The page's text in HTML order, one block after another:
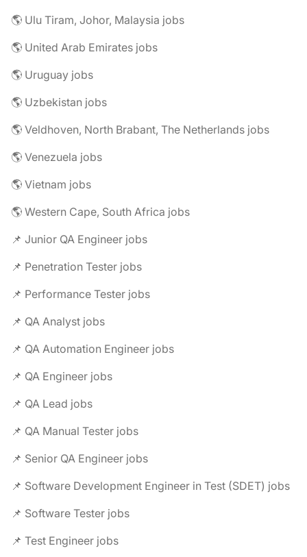
🌎 Ulu Tiram, Johor, Malaysia jobs
🌎 United Arab Emirates jobs
🌎 Uruguay jobs
🌎 Uzbekistan jobs
🌎 Veldhoven, North Brabant, The Netherlands jobs
🌎 Venezuela jobs
🌎 Vietnam jobs
🌎 Western Cape, South Africa jobs
📌 Junior QA Engineer jobs
📌 Penetration Tester jobs
📌 Performance Tester jobs
📌 QA Analyst jobs
📌 QA Automation Engineer jobs
📌 QA Engineer jobs
📌 QA Lead jobs
📌 QA Manual Tester jobs
📌 Senior QA Engineer jobs
📌 Software Development Engineer in Test (SDET) jobs
📌 Software Tester jobs
📌 Test Engineer jobs